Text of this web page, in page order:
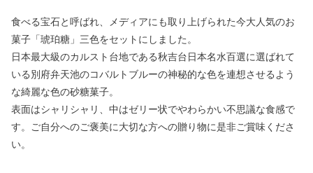
食べる宝石と呼ばれ、メディアにも取り上げられた今大人気のお
菓子「琥珀糖」三色をセットにしました。
日本最大級のカルスト台地である秋吉台日本名水百選に選ばれて
いる別府弁天池のコバルトブルーの神秘的な色を連想させるよう
な綺麗な色の砂糖菓子。
表面はシャリシャリ、中はゼリー状でやわらかい不思議な食感で
す。ご自分へのご褒美に大切な方への贈り物に是非ご賞味くださ
い。